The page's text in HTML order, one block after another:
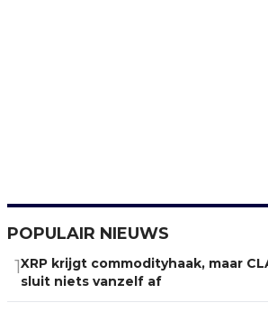
POPULAIR NIEUWS
1XRP krijgt commodityhaak, maar
sluit niets vanzelf af